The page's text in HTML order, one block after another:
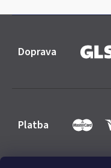
Doprava
Platba